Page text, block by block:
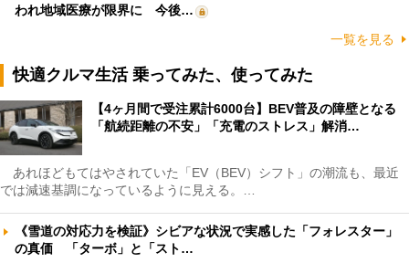
われ地域医療が限界に 今後…
一覧を見る
快適クルマ生活 乗ってみた、使ってみた
【4ヶ月間で受注累計6000台】BEV普及の障壁となる
「航続距離の不安」「充電のストレス」解消…
あれほどもてはやされていた「EV（BEV）シフト」の潮流も、最近
では減速基調になっているように見える。…
《雪道の対応力を検証》シビアな状況で実感した「フォレスター」
の真価 「ターボ」と「スト…